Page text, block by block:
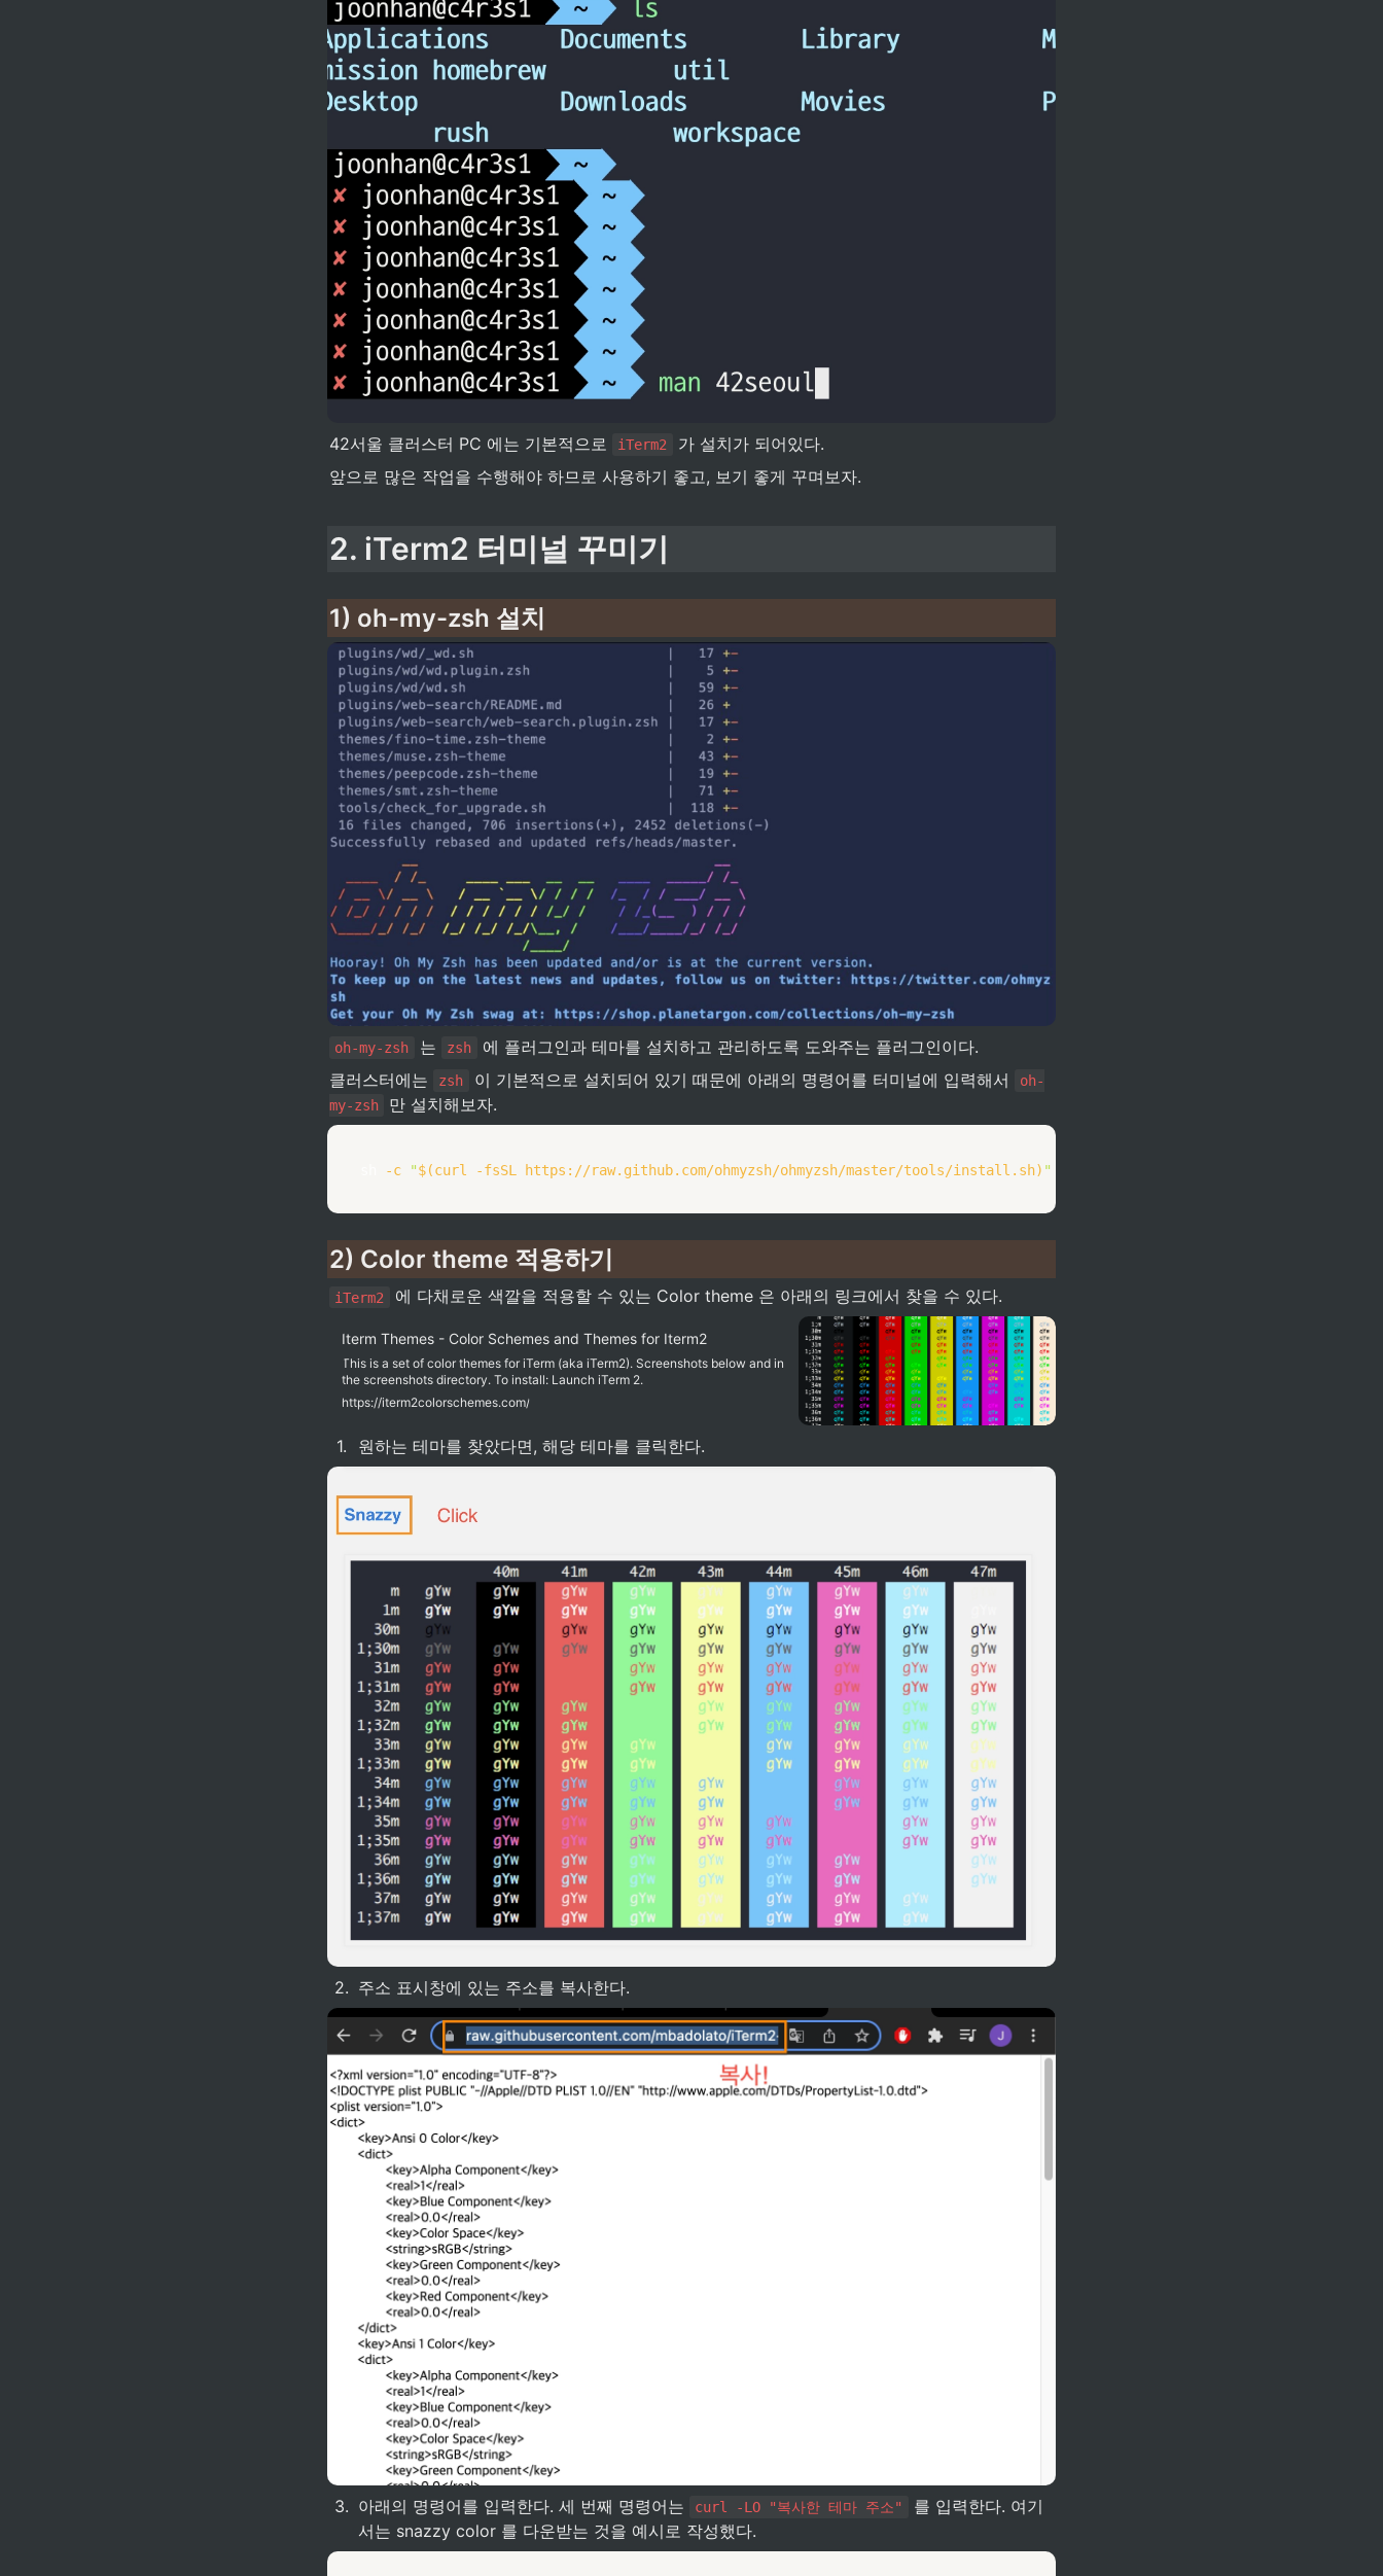
42서울 클러스터 PC 에는 기본적으로 iTerm2
가 설치가 되어있다.
앞으로 많은 작업을 수행해야 하므로 사용하기 좋고, 보기 좋게 꾸며보자.
2. iTerm2 터미널 꾸미기
1) oh-my-zsh 설치
oh-my-zsh 는 zsh
에 플러그인과 테마를 설치하고 관리하도록 도와주는 플러그인이다.
클러스터에는
zsh 이 기본적으로 설치되어 있기 때문에 아래의 명령어를 터미널에 입력해서
oh-
my-zsh
만 설치해보자.
-c "$(curl -fsSL https://raw.github.com/ohmyzsh/ohmyzsh/master/tools/install.sh) "
2) Color theme 적용하기
iTerm2 에 다채로운 색깔을 적용할 수 있는 Color theme 은 아래의 링크에서 찾을 수 있다.
Iterm Themes - Color Schemes and Themes for Iterm2
This is a set of color themes for iTerm (aka iTerm2). Screenshots below and in
the screenshots directory. To install: Launch iTerm 2.
https://iterm2colorschemes.com/
1. 원하는 테마를 찾았다면, 해당 테마를 클릭한다.
2. 주소 표시창에 있는 주소를 복사한다.
3. 아래의 명령어를 입력한다. 세 번째 명령어는 curl -LO "복사한 테마 주소"
를 입력한다. 여기
서는 snazzy color 를 다운받는 것을 예시로 작성했다.